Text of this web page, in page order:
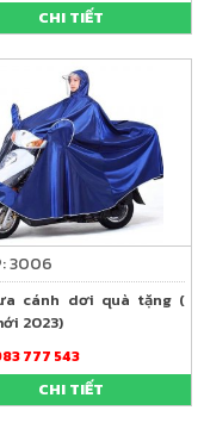
CHI TIẾT
3006
cánh dơi quà tặng (
2023)
777 543
CHI TIẾT